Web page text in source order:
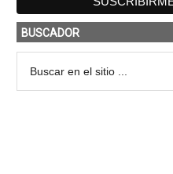
BUSCADOR